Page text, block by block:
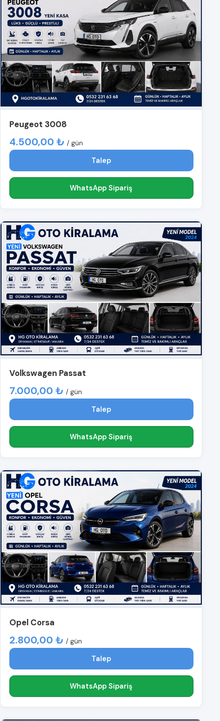
Peugeot 3008
4.500,00 ₺ / gün
Talep
WhatsApp Sipariş
Volkswagen Passat
7.000,00 ₺ / gün
Talep
WhatsApp Sipariş
Opel Corsa
2.800,00 ₺ / gün
Talep
WhatsApp Sipariş